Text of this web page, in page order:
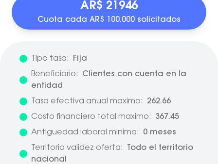
AR$ 21946
Cuota cada AR$ 100.000 solicitados
Tipo tasa:
Fija
Beneficiario:
Clientes con cuenta en la
entidad
Tasa efectiva anual maximo:
262.66
Costo financiero total maximo:
367.45
Antiguedad laboral minima:
0 meses
Territorio validez oferta:
Todo el territorio
nacional